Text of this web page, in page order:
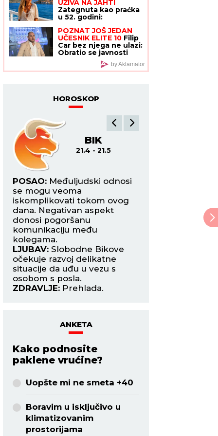
zapamti
UŽIVA NA JAHTI
Zategnuta kao praćka
u 52. godini:
pokazala zašto važi za
jednu od najzgodnijih
(Foto)
POZNAT JOŠ JEDAN
UČESNIK ELITE 10 Filip
Car bez njega ne ulazi:
Obratio se javnosti
by Aklamator
HOROSKOP
BIK
21.4 - 21.5
POSAO: Međuljudski odnosi
se mogu veoma
iskomplikovati tokom ovog
dana. Negativan aspekt
donosi pogoršanu
komunikaciju među
kolegama.
LJUBAV: Slobodne Bikove
očekuje razvoj delikatne
situacije da uđu u vezu s
osobom s posla.
ZDRAVLJE: Prehlada.
program
Napredak u
Vaše
ANKETA
Kako podnosite
paklene vrućine?
Uopšte mi ne smeta +40
Boravim u isključivo u
klimatizovanim
prostorijama